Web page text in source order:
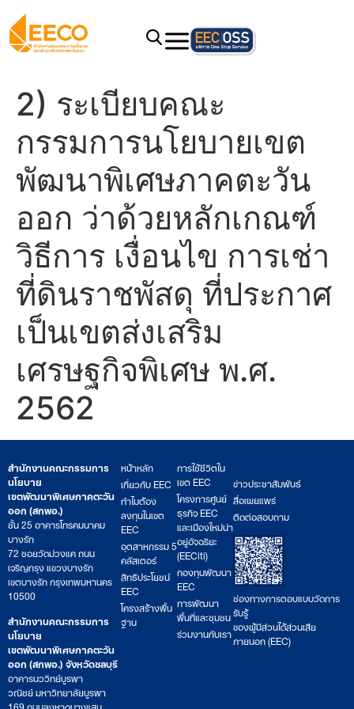
2) ระเบียบคณะ
กรรมการนโยบายเขต
พัฒนาพิเศษภาคตะวัน
ออก ว่าด้วยหลักเกณฑ์
วิธีการ เงื่อนไข การเช่า
ที่ดินราชพัสดุ ที่ประกาศ
เป็นเขตส่งเสริม
เศรษฐกิจพิเศษ พ.ศ.
2562
สำนักงานคณะกรรมการ
นโยบาย
เขตพัฒนาพิเศษภาคตะวัน
ออก (สกพอ.)
ชั้น 25 อาคารโทรคมนาคม
บางรัก
72 ซอยวัดม่วงแค ถนน
เจริญกรุง แขวงบางรัก
เขตบางรัก กรุงเทพมหานคร
10500
สำนักงานคณะกรรมการ
นโยบาย
เขตพัฒนาพิเศษภาคตะวัน
ออก (สกพอ.) จังหวัดชลบุรี
อาคารนววิทย์บูรพา
วณิชย์ มหาวิทยาลัยบูรพา
หน้าหลัก
เกี่ยวกับ EEC
ทำไมต้อง
ลงทุนในเขต
EEC
อุตสาหกรรม 5
คลัสเตอร์
สิทธิประโยชน์
EEC
โครงสร้างพื้น
ฐาน
การใช้ชีวิตใน
เขต EEC
โครงการศูนย์
ธุรกิจ EEC
และเมืองใหม่น่า
อยู่อัจฉริยะ
(EECiti)
กองทุนพัฒนา
EEC
การพัฒนา
พื้นที่และชุมชน
ร่วมงานกับเรา
ข่าวประชาสัมพันธ์
สื่อเผยแพร่
ติดต่อสอบถาม
ช่องทางการตอบแบบวัดการ
รับรู้
ของผู้มีส่วนได้ส่วนเสีย
ภายนอก (EEC)